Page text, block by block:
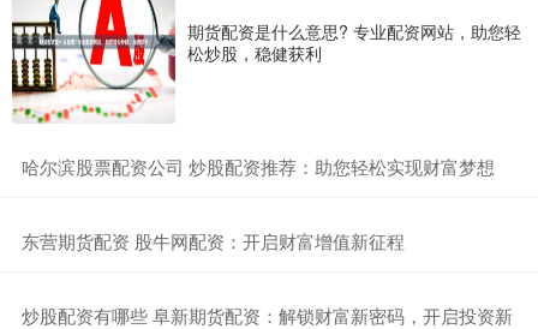
期货配资是什么意思? 专业配资网站，助您轻
松炒股，稳健获利
​哈尔滨股票配资公司 炒股配资推荐：助您轻松实现财富梦想
​东营期货配资 股牛网配资：开启财富增值新征程
​炒股配资有哪些 阜新期货配资：解锁财富新密码，开启投资新